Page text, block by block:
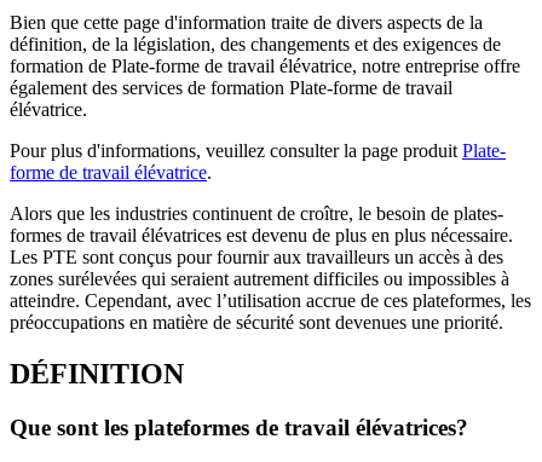
Bien que cette page d'information traite de divers aspects de la
définition, de la législation, des changements et des exigences de
formation de Plate-forme de travail élévatrice, notre entreprise offre
également des services de formation Plate-forme de travail
élévatrice.
Pour plus d'informations, veuillez consulter la page produit Plate-
forme de travail élévatrice.
Alors que les industries continuent de croître, le besoin de plates-
formes de travail élévatrices est devenu de plus en plus nécessaire.
Les PTE sont conçus pour fournir aux travailleurs un accès à des
zones surélevées qui seraient autrement difficiles ou impossibles à
atteindre. Cependant, avec l’utilisation accrue de ces plateformes, les
préoccupations en matière de sécurité sont devenues une priorité.
DÉFINITION
Que sont les plateformes de travail élévatrices?